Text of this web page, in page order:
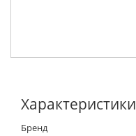
Характеристики
Бренд